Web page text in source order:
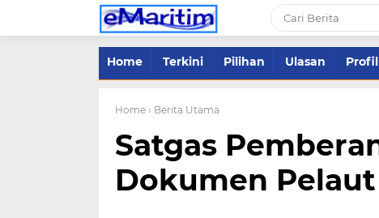
Home Terkini Pilihan Ulasan Profil
Home › Berita Utama
Satgas
Dokumen